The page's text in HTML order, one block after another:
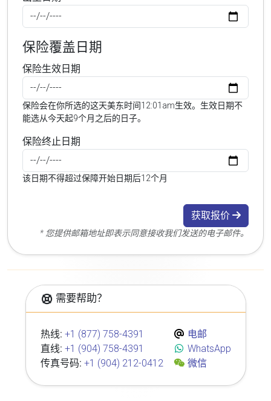
保险覆盖日期
保险生效日期
保险会在你所选的这天美东时间12:01am生效。生效日期不
能选从今天起9个月之后的日子。
保险终止日期
该日期不得超过保障开始日期后12个月
获取报价
* 您提供邮箱地址即表示同意接收我们发送的电子邮件。
需要帮助？
热线: +1 (877) 758-4391
直线: +1 (904) 758-4391
传真号码: +1 (904) 212-0412
电邮
WhatsApp
微信